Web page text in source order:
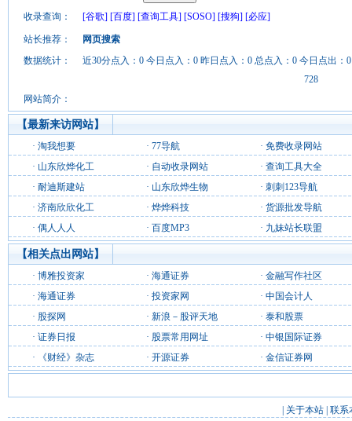
收录查询： [谷歌] [百度] [查询工具] [SOSO] [搜狗] [必应]
站长推荐：
网页搜索
数据统计：
近30分点入：0 今日点入：0 昨日点入：0 总点入：0 今日点出：
728
网站简介：
【最新来访网站】
· 淘我想要 · 77导航 · 免费收录网站
· 山东欣烨化工 · 自动收录网站 · 查询工具大全
· 耐迪斯建站 · 山东欣烨生物 · 刺刺123导航
· 济南欣欣化工 · 烨烨科技 · 货源批发导航
· 偶人人人 · 百度MP3 · 九妹站长联盟
【相关点出网站】
· 博雅投资家 · 海通证券 · 金融写作社区
· 海通证券 · 投资家网 · 中国会计人
· 股探网 · 新浪－股评天地 · 泰和股票
· 证券日报 · 股票常用网址 · 中银国际证券
·
《财经》杂志 · 开源证券 · 金信证券网
关于本站 联系